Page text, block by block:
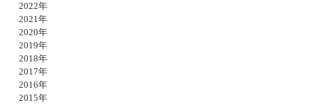
2022年
2021年
2020年
2019年
2018年
2017年
2016年
2015年